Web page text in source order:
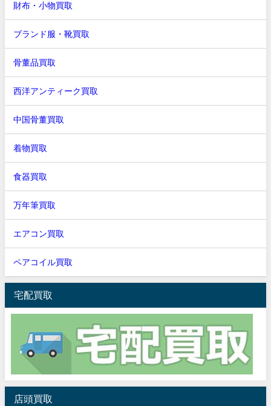
財布・小物買取
ブランド服・靴買取
骨董品買取
西洋アンティーク買取
中国骨董買取
着物買取
食器買取
万年筆買取
エアコン買取
ペアコイル買取
宅配買取
店頭買取